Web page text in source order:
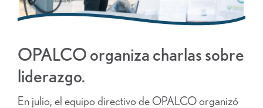
OPALCO organiza charlas sobre
liderazgo.
En julio, el equipo directivo de OPALCO organizó